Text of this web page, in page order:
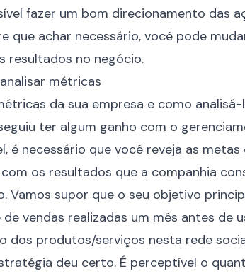
fazer um bom direcionamento das
que achar necessário, você pode
resultados no negócio.
métricas
da sua empresa e como
ter algum ganho com o
é necessário que você reveja as
os resultados que a companhia
Vamos supor que o seu objetivo
vendas realizadas um mês antes de
dos produtos/serviços nesta rede
deu certo. É perceptível o